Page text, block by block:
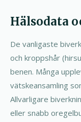
Hälsodata
De vanligaste
och kroppshår
benen. Många
vätskeansamling
Allvarligare
eller snabb